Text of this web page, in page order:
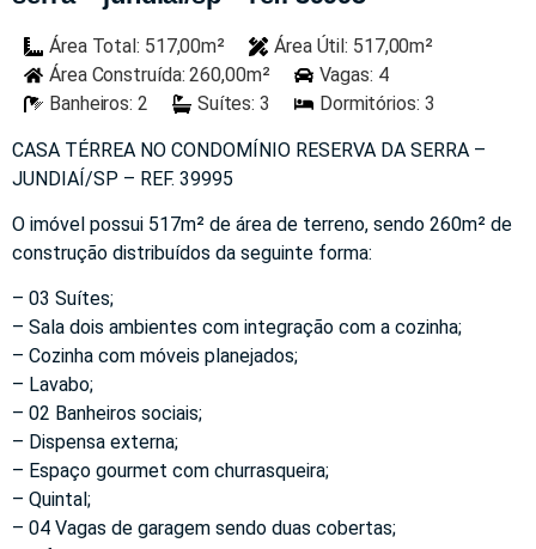
Área Total: 517,00m²
Área Útil: 517,00m²
Área Construída: 260,00m²
Vagas: 4
Banheiros: 2
Suítes: 3 Dormitórios: 3
CASA TÉRREA NO CONDOMÍNIO RESERVA DA SERRA –
JUNDIAÍ/SP – REF. 39995
O imóvel possui 517m² de área de terreno, sendo 260m² de
construção distribuídos da seguinte forma:
– 03 Suítes;
– Sala dois ambientes com integração com a cozinha;
– Cozinha com móveis planejados;
– Lavabo;
– 02 Banheiros sociais;
– Dispensa externa;
– Espaço gourmet com churrasqueira;
– Quintal;
– 04 Vagas de garagem sendo duas cobertas;